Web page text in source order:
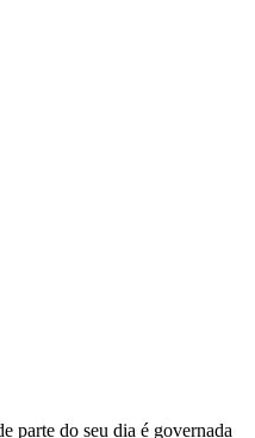
parte do seu dia é governada